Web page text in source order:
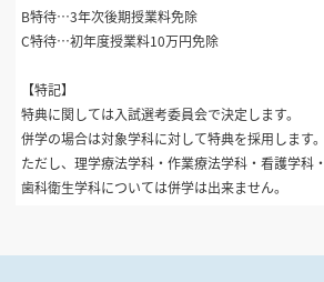
B特待…3年次後期授業料免除
C特待…初年度授業料10万円免除
【特記】
特典に関しては入試選考委員会で決定します。
併学の場合は対象学科に対して特典を採用します。
ただし、理学療法学科・作業療法学科・看護学科・
歯科衛生学科については併学は出来ません。